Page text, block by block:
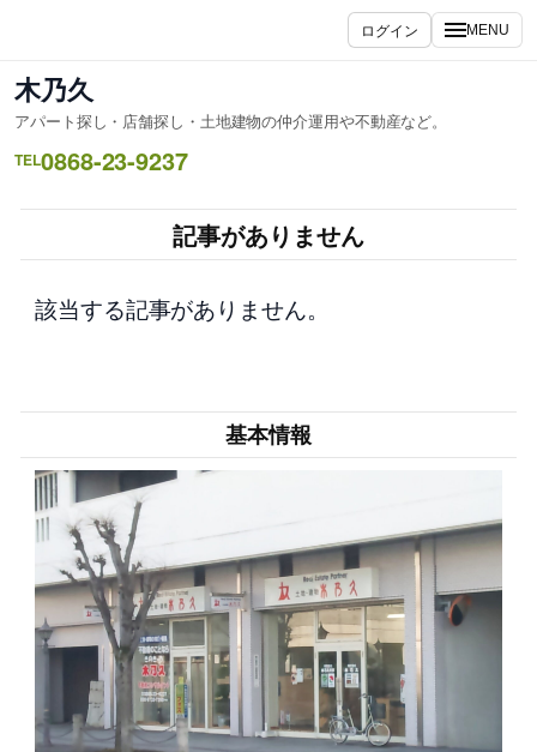
ス
キ
ッ
ログイン MENU
木乃久
アパート探し・店舗探し・土地建物の仲介運用や不動産など。
TEL0868-23-9237
記事がありません
該当する記事がありません。
基本情報